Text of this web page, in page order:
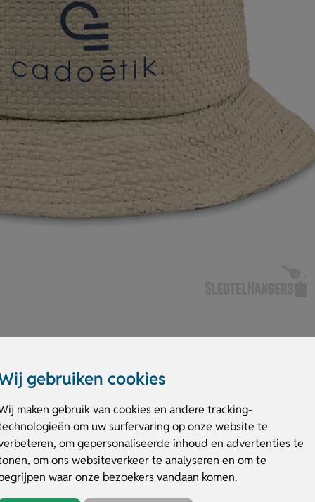
gebruiken cookies
maken gebruik van cookies en andere tracking-
om uw surfervaring op onze website te
om gepersonaliseerde inhoud en advertenties te
om ons websiteverkeer te analyseren en om te
waar onze bezoekers vandaan komen.
papierstro, ideaal voor promotionele doeleinden. Het heeft één
Het hoedje is perfect te personaliseren met een logo of
zelfs in full colour worden uitgevoerd. Debedrukte vissershoedjes
jouw merk op een unieke en opvallende manier!